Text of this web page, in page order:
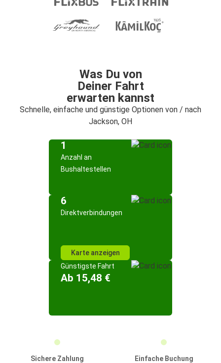
Was Du von
Deiner Fahrt
erwarten kannst
Schnelle, einfache und günstige Optionen von / nach
Jackson, OH
1
Anzahl an
Bushaltestellen
6
Direktverbindungen
Karte anzeigen
Günstigste Fahrt
Ab 15,48 €
Sichere Zahlung
Einfache Buchung